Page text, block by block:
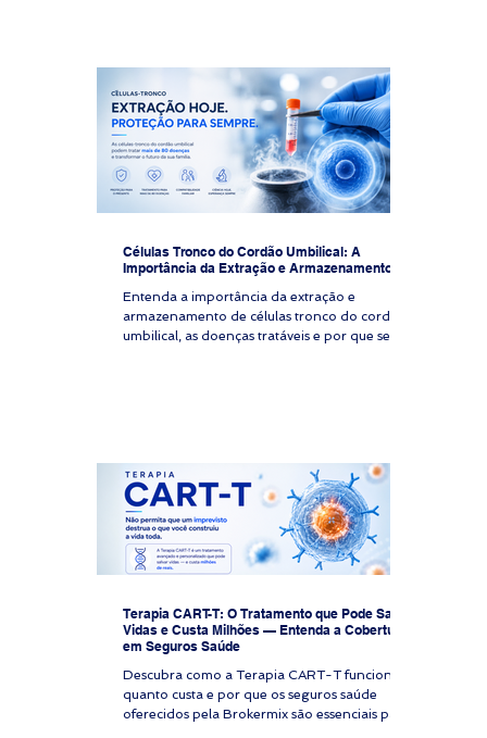
Células Tronco do Cordão Umbilical: A
Importância da Extração e Armazenamento
Entenda a importância da extração e
armazenamento de células tronco do cordão
umbilical, as doenças tratáveis e por que seu
descobre que seu plano de saúde brasileiro
não cobrirá os custos do banco privado, que
exigiria um pagamento i
Terapia CART-T: O Tratamento que Pode Salvar
Vidas e Custa Milhões — Entenda a Cobertura
em Seguros Saúde
Descubra como a Terapia CART-T funciona,
quanto custa e por que os seguros saúde
oferecidos pela Brokermix são essenciais para